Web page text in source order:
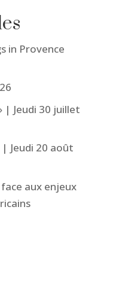
in Provence
| Jeudi 30 juillet
Jeudi 20 août
aux enjeux